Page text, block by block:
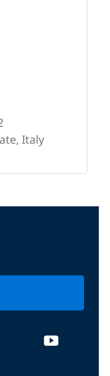
Italy